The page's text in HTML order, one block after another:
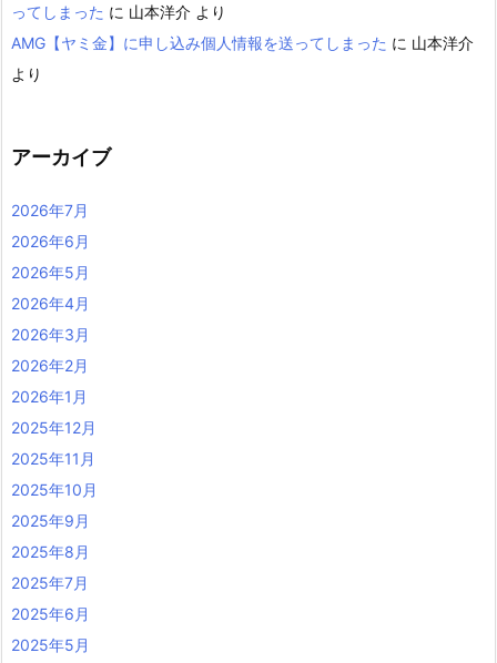
ってしまった に 山本洋介 より
AMG【ヤミ金】に申し込み個人情報を送ってしまった に 山本洋介
より
アーカイブ
2026年7月
2026年6月
2026年5月
2026年4月
2026年3月
2026年2月
2026年1月
2025年12月
2025年11月
2025年10月
2025年9月
2025年8月
2025年7月
2025年6月
2025年5月